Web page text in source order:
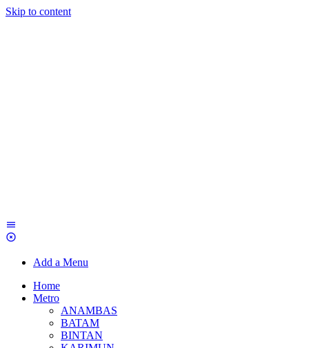
Skip to content
Add a Menu
Home
Metro
ANAMBAS
BATAM
BINTAN